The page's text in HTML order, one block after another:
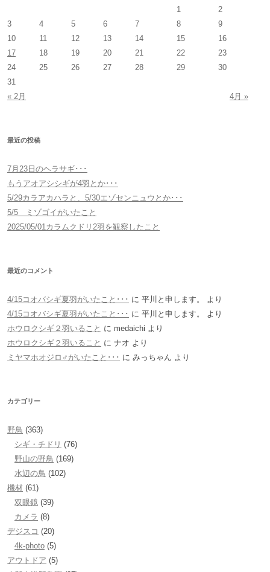
« 2月 4月 »
1
2
3
4 5 6 7 8
9
10
11 12 13 14 15
16
17
18 19 20 21 22
23
24
25 26 27 28 29
30
31
最近の投稿
7月23日のヘラサギ･･･
もうアオアシシギが4羽とか･･･
5/29カラアカハラと、5/30エゾセンニュウとか･･･
5/5 ミゾゴイがいたこと
2025/05/01カラムクドリ2羽を観察したこと
最近のコメント
4/15コオバシギ夏羽がいたこと･･･ に 平川と申します。
より
4/15コオバシギ夏羽がいたこと･･･ に 平川と申します。
より
ホウロクシギ２羽いること に medaichi より
ホウロクシギ２羽いること に ナオ より
ミヤマホオジロ♂がいたこと･･･ に みっちゃん より
カテゴリー
野鳥 (363)
シギ・チドリ (76)
野山の野鳥 (169)
水辺の鳥 (102)
機材 (61)
双眼鏡 (39)
カメラ (8)
デジスコ (20)
4k-photo (5)
アウトドア (5)